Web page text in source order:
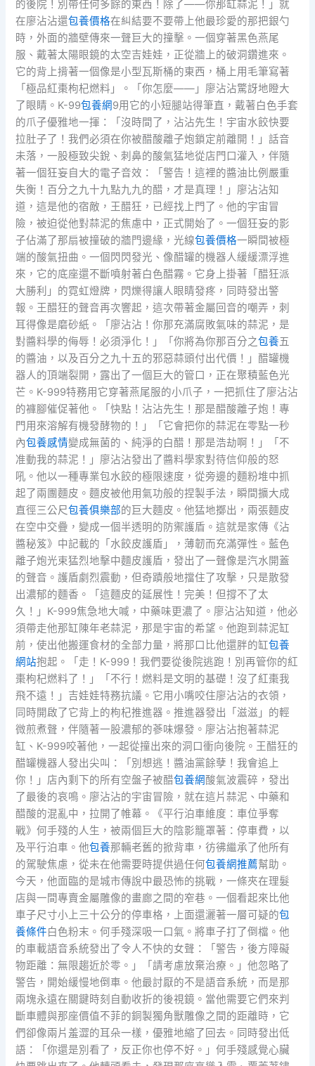
的後院！別帶任何多餘的東西！除了——你那缸蒜泥！」就
在廖沾沾還包養價格在糾結要不要帶上他最珍愛的那把銀勺
時，外面的牆壁傳來一聲巨大的撞擊。一個穿著黑色燕尾
服、戴著太陽眼鏡的太空吉娃娃，正從牆上的破洞鑽進來。
它的背上揹著一個像是小型瓦斯桶的東西，桶上用毛筆寫著
「極品紅棗枸杞燃料」。「你怎麼——」廖沾沾驚訝地瞪大
了眼睛。K-99包養網9用它的小短腿站得筆直，戴著白色手套
的爪子優雅地一揮：「沒時間了，沾沾先生！宇宙水餃快要
拉肚子了！我們必須在你被醋酸離子炮鎖定前離開！」話音
未落，一股極致尖銳、刺鼻的酸氣猛地從店門口灌入，伴隨
著一個狂妄自大的電子音效：「警告！這裡的醬油比例嚴重
失衡！百分之九十九點九九的醋，才是真理！」廖沾沾知
道，這是他的宿敵，王醋狂，已經找上門了。他的宇宙冒
險，被迫從他對蒜泥的焦慮中，正式開始了。一個狂妄的影
子佔滿了那扇被撞破的牆門邊緣，光線包養價格一瞬間被極
端的酸氣扭曲。一個閃閃發光、像醋罐的機器人緩緩漂浮進
來，它的底座還不斷噴射著白色醋霧。它身上掛著「醋狂派
大勝利」的霓虹燈牌，閃爍得讓人眼睛發疼，同時發出警
報。王醋狂的聲音再次響起，這次帶著金屬回音的嘲弄，刺
耳得像是磨砂紙。「廖沾沾！你那充滿腐敗氣味的蒜泥，是
對醬料學的侮辱！必須淨化！」「你將為你那百分之包養五
的醬油，以及百分之九十五的邪惡蒜頭付出代價！」醋罐機
器人的頂端裂開，露出了一個巨大的管口，正在聚積藍色光
芒。K-999特務用它穿著燕尾服的小爪子，一把抓住了廖沾沾
的褲腳催促著他。「快點！沾沾先生！那是醋酸離子炮！專
門用來溶解有機發酵物的！」「它會把你的蒜泥在零點一秒
內包養感情變成無菌的、純淨的白醋！那是浩劫啊！」「不
准動我的蒜泥！」廖沾沾發出了醬料學家對待信仰般的怒
吼。他以一種專業包水餃的極限速度，從旁邊的麵粉堆中抓
起了兩團麵皮。麵皮被他用氣功般的捏製手法，瞬間擴大成
直徑三公尺包養俱樂部的巨大麵皮。他猛地擲出，兩張麵皮
在空中交疊，變成一個半透明的防禦護盾。這就是家傳《沾
醬秘笈》中記載的「水餃皮護盾」，薄韌而充滿彈性。藍色
離子炮光束猛烈地擊中麵皮護盾，發出了一聲像是汽水開蓋
的聲音。護盾劇烈震動，但奇蹟般地擋住了攻擊，只是散發
出濃郁的麵香。「這麵皮的延展性！完美！但撐不了太
久！」K-999焦急地大喊，中藥味更濃了。廖沾沾知道，他必
須帶走他那缸陳年老蒜泥，那是宇宙的希望。他跑到蒜泥缸
前，使出他搬運食材的全部力量，將那口比他還胖的缸包養
網站抱起。「走！K-999！我們要從後院逃跑！別再管你的紅
棗枸杞燃料了！」「不行！燃料是文明的基礎！沒了紅棗我
飛不遠！」吉娃娃特務抗議。它用小嘴咬住廖沾沾的衣領，
同時開啟了它背上的枸杞推進器。推進器發出「滋滋」的輕
微煎煮聲，伴隨著一股濃郁的蔘味爆發。廖沾沾抱著蒜泥
缸、K-999咬著他，一起從撞出來的洞口衝向後院。王醋狂的
醋罐機器人發出尖叫：「別想逃！醬油黨餘孽！我會追上
你！」店內剩下的所有空盤子被醋包養網酸氣波震碎，發出
了最後的哀鳴。廖沾沾的宇宙冒險，就在這片蒜泥、中藥和
醋酸的混亂中，拉開了帷幕。《平行泊車維度：車位爭奪
戰》何手殘的人生，被兩個巨大的陰影籠罩著：停車費，以
及平行泊車。他包養那輛老舊的掀背車，彷彿繼承了他所有
的駕駛焦慮，從未在他需要時提供過任何包養網推薦幫助。
今天，他面臨的是城市傳說中最恐怖的挑戰，一條夾在理髮
店與一間專賣金屬雕像的畫廊之間的窄巷。一個看起來比他
車子尺寸小上三十公分的停車格，上面還灑著一層可疑的包
養條件白色粉末。何手殘深吸一口氣。將車子打了倒檔。他
的車載語音系統發出了令人不快的女聲：「警告，後方障礙
物距離：無限趨近於零。」「請考慮放棄治療。」他忽略了
警告，開始緩慢地倒車。他最討厭的不是語音系統，而是那
兩塊永遠在關鍵時刻自動收折的後視鏡。當他需要它們來判
斷車體與那座價值不菲的銅製獨角獸雕像之間的距離時，它
們卻像兩片羞澀的耳朵一樣，優雅地縮了回去。同時發出低
語：「你還是別看了，反正你也停不好。」何手殘感覺心臟